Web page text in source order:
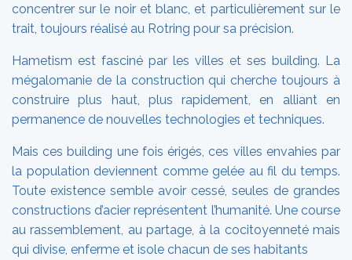
concentrer sur le noir et blanc, et particulièrement sur le
trait, toujours réalisé au Rotring pour sa précision.
Hametism est fasciné par les villes et ses building. La
mégalomanie de la construction qui cherche toujours à
construire plus haut, plus rapidement, en alliant en
permanence de nouvelles technologies et techniques.
Mais ces building une fois érigés, ces villes envahies par
la population deviennent comme gelée au fil du temps.
Toute existence semble avoir cessé, seules de grandes
constructions d’acier représentent l’humanité. Une course
au rassemblement, au partage, à la cocitoyenneté mais
qui divise, enferme et isole chacun de ses habitants